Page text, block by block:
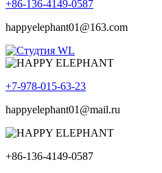
+86-136-4149-0587
happyelephant01@163.com
+7-978-015-63-23
happyelephant01@mail.ru
+86-136-4149-0587